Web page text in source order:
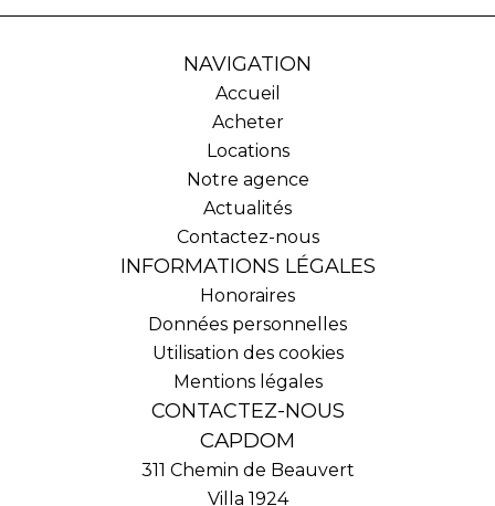
NAVIGATION
Accueil
Acheter
Locations
Notre agence
Actualités
Contactez-nous
INFORMATIONS LÉGALES
Honoraires
Données personnelles
Utilisation des cookies
Mentions légales
CONTACTEZ-NOUS
CAPDOM
311 Chemin de Beauvert
Villa 1924